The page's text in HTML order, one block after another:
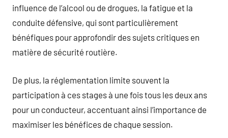
influence de l’alcool ou de drogues, la fatigue et la
conduite défensive, qui sont particulièrement
bénéfiques pour approfondir des sujets critiques en
matière de sécurité routière.
De plus, la réglementation limite souvent la
participation à ces stages à une fois tous les deux ans
pour un conducteur, accentuant ainsi l’importance de
maximiser les bénéfices de chaque session.